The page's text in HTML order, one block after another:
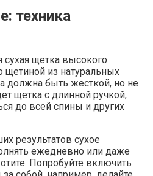
техника
сухая щетка высокого
щетиной из натуральных
должна быть жесткой, но не
щетка с длинной ручкой,
до всей спины и других
результатов сухое
ежедневно или даже
Попробуйте включить